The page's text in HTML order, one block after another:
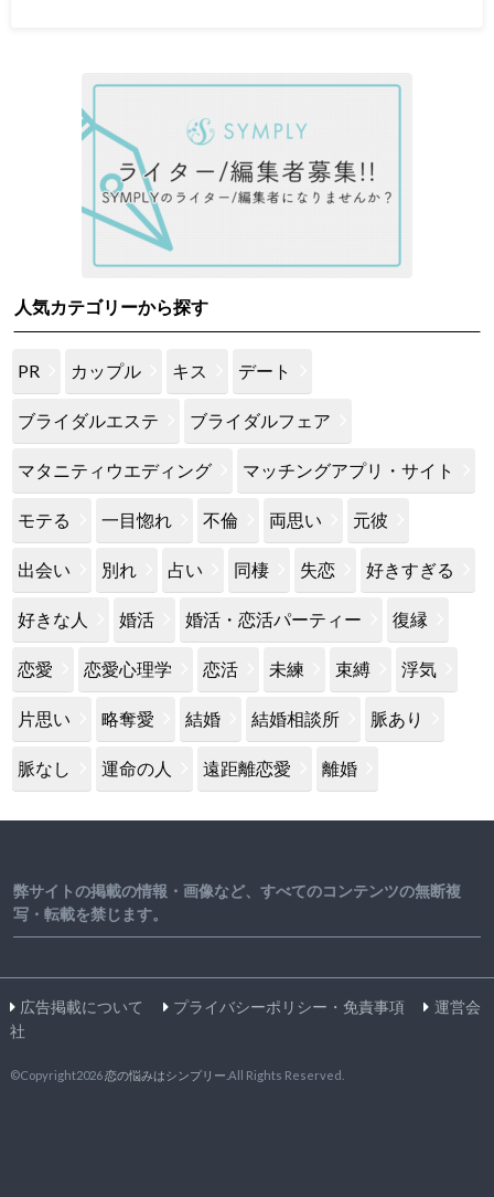
人気カテゴリーから探す
PR カップル キス デート
ブライダルエステ ブライダルフェア
マタニティウエディング マッチングアプリ・サイト
モテる 一目惚れ 不倫 両思い 元彼
出会い 別れ 占い 同棲 失恋 好きすぎる
好きな人 婚活 婚活・恋活パーティー 復縁
恋愛 恋愛心理学 恋活 未練 束縛 浮気
片思い 略奪愛 結婚 結婚相談所 脈あり
脈なし 運命の人 遠距離恋愛 離婚
弊サイトの掲載の情報・画像など、すべてのコンテンツの無断複
写・転載を禁じます。
広告掲載について プライバシーポリシー・免責事項
運営会
社
©Copyright2026恋の悩みはシンプリー .All Rights Reserved.